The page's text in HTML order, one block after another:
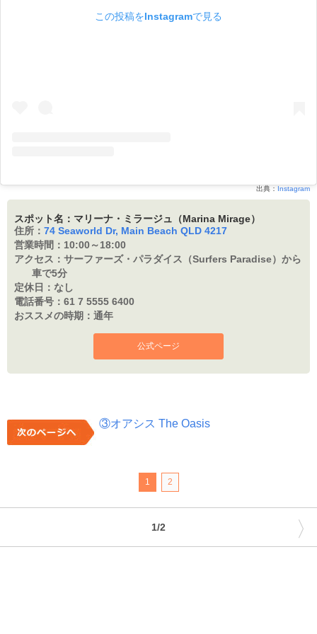
この投稿をInstagramで見る
出典： Instagram
スポット名：マリーナ・ミラージュ（Marina Mirage）
住所： 74 Seaworld Dr, Main Beach QLD 4217
営業時間： 10:00～18:00
アクセス： サーファーズ・パラダイス（Surfers Paradise）から
車で5分
定休日： なし
電話番号： 61 7 5555 6400
おススメの時期： 通年
公式ページ
③オアシス The Oasis
1 2
1/2 〉